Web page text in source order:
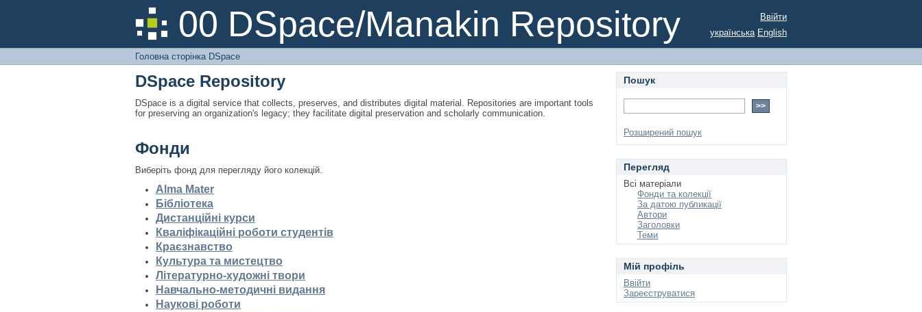
00 DSpace/Manakin Repository
Головна сторінка DSpace
Ввійти
українська English
Головна сторінка DSpace
DSpace Repository
DSpace is a digital service that collects, preserves, and distributes digital material. Repositories are important tools
for preserving an organization's legacy; they facilitate digital preservation and scholarly communication.
Фонди
Виберіть фонд для перегляду його колекцій.
Alma Mater
Бібліотека
Дистанційні курси
Кваліфікаційні роботи студентів
Краєзнавство
Культура та мистецтво
Літературно-художні твори
Навчально-методичні видання
Наукові роботи
Пошук
Розширений пошук
Перегляд
Всі матеріали
Фонди та колекції
За датою публикації
Автори
Заголовки
Теми
Мій профіль
Ввійти
Зареєструватися